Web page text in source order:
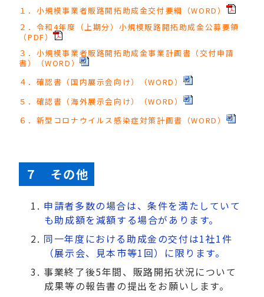
１．小規模事業者販路開拓助成金交付要綱（WORD）
２．令和4年度（上期分）小規模販路開拓助成金公募要領
（PDF）
３．小規模事業者販路開拓助成金事業計画書（交付申請
書）（WORD）
４．確認書（国内展示会向け）（WORD）
５．確認書（海外展示会向け）（WORD）
６．新型コロナウイルス感染症対策計画書（WORD）
７ その他
申請者多数の場合は、条件を満たしていて
も助成額を減額する場合があります。
同一年度における助成金の交付は1社1件
（展示会、見本市等1回）に限ります。
事業終了後5年間、販路開拓状況について
成果等の報告書の提出をお願いします。